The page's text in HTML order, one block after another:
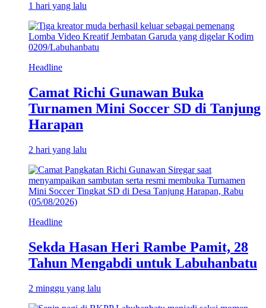
1 hari yang lalu
Headline
Camat Richi Gunawan Buka
Turnamen Mini Soccer SD di Tanjung
Harapan
2 hari yang lalu
Headline
Sekda Hasan Heri Rambe Pamit, 28
Tahun Mengabdi untuk Labuhanbatu
2 minggu yang lalu